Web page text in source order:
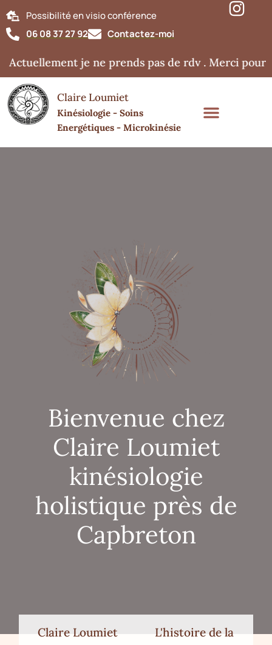
Possibilité en visio conférence
06 08 37 27 92
Contactez-moi
je ne prends pas de rdv . Merci pour
Claire Loumiet
Kinésiologie - Soins
Energétiques - Microkinésie
Bienvenue chez
Claire Loumiet
kinésiologie
holistique près de
Capbreton
Claire Loumiet
L'histoire de la